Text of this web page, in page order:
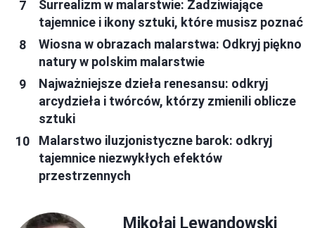
Surrealizm w malarstwie: Zadziwiające
tajemnice i ikony sztuki, które musisz poznać
Wiosna w obrazach malarstwa: Odkryj piękno
natury w polskim malarstwie
Najważniejsze dzieła renesansu: odkryj
arcydzieła i twórców, którzy zmienili oblicze
sztuki
Malarstwo iluzjonistyczne barok: odkryj
tajemnice niezwykłych efektów
przestrzennych
Mikołaj Lewandowski